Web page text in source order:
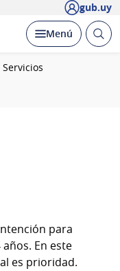
gub.uy
Desplegar
Menú Abrir
Servicios
para
En este
es prioridad.